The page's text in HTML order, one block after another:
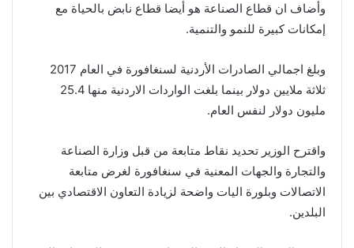
وأضاف ان قطاع الصناعة هو أيضا قطاع نابض بالحياة مع
إمكانات كبيرة للنمو والتنمية.
وبلغ اجمالي الصادرات الأردنية لسنغافورة في العام 2017
ثلاثة ملايين دولار بينما بلغت الواردات الاردنية منها 25.4
مليون دولار لنفس العام.
واقترح الوزير تحديد نقاط متابعة من قبل وزارة الصناعة
والتجارة والجهات المعنية في سنغافورة لغرض متابعة
الاتصالات وبلورة اليات واضحة لزيادة التعاون الاقتصادي بين
البلدين.